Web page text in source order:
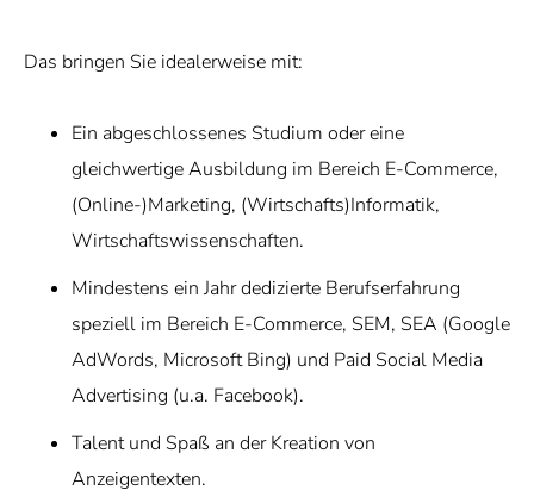
Das bringen Sie idealerweise mit:
Ein abgeschlossenes Studium oder eine
gleichwertige Ausbildung im Bereich E-Commerce,
(Online-)Marketing, (Wirtschafts)Informatik,
Wirtschaftswissenschaften.
Mindestens ein Jahr dedizierte Berufserfahrung
speziell im Bereich E-Commerce, SEM, SEA (Google
AdWords, Microsoft Bing) und Paid Social Media
Advertising (u.a. Facebook).
Talent und Spaß an der Kreation von
Anzeigentexten.